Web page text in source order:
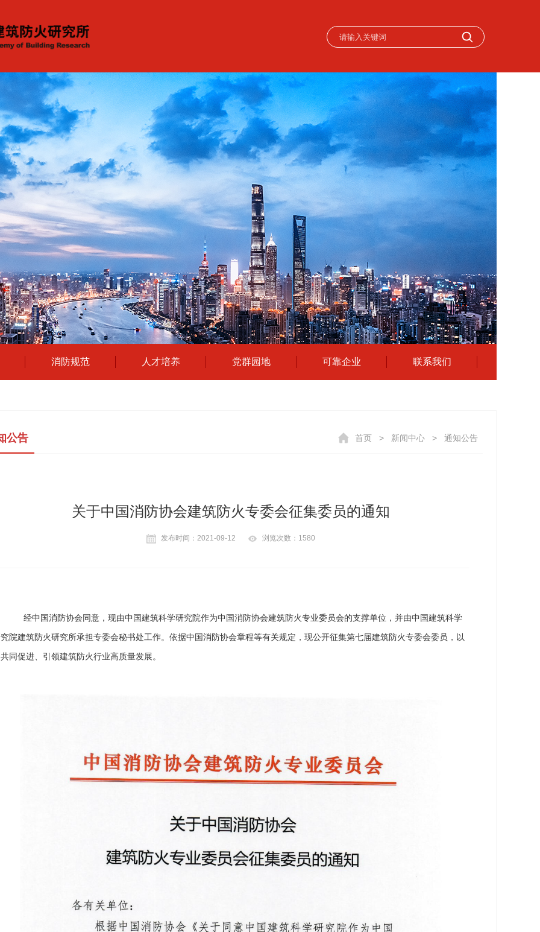
消防规范 人才培养 党群园地 可靠企业 联系我们
公告 首页 > 新闻中心 > 通知公告
关于中国消防协会建筑防火专委会征集委员的通知
发布时间：2021-09-12 浏览次数： 1580
经中国消防协会同意，现由中国建筑科学研究院作为中国消防协会建筑防火专业委员会的支撑单位，并由中国建筑科学
院建筑防火研究所承担专委会秘书处工作。依据中国消防协会章程等有关规定，现公开征集第七届建筑防火专委会委员，以
同促进、引领建筑防火行业高质量发展。